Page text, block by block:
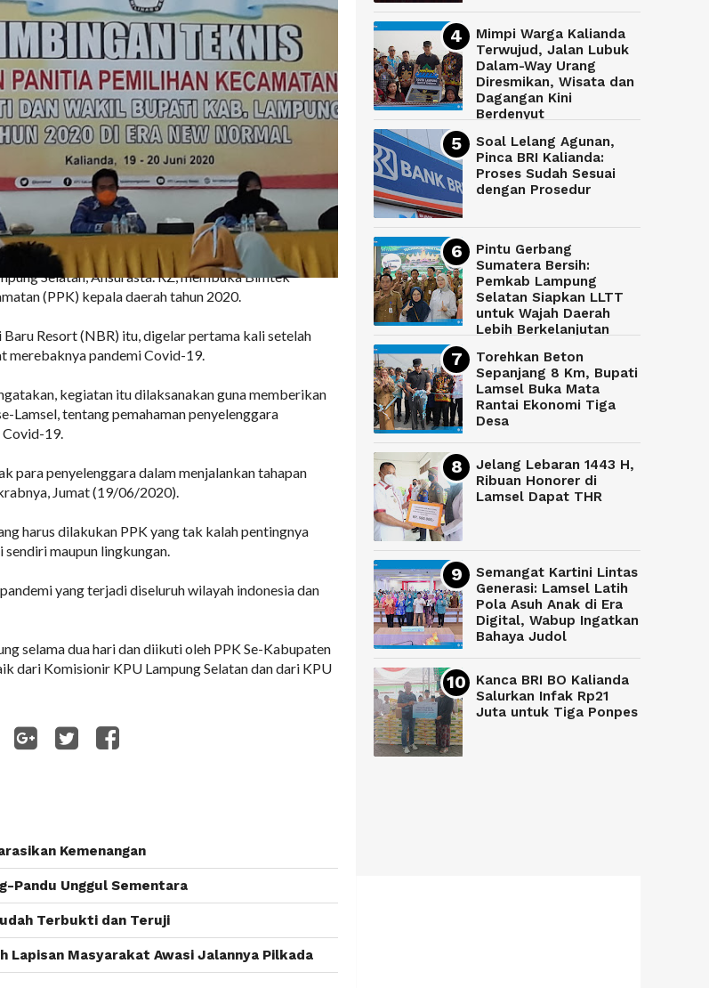
Selatan, Ansurasta. RZ, membuka Bimtek
(PPK) kepala daerah tahun 2020.
Resort (NBR) itu, digelar pertama kali setelah
merebaknya pandemi Covid-19.
kegiatan itu dilaksanakan guna memberikan
Lamsel, tentang pemahaman penyelenggara
Covid-19.
para penyelenggara dalam menjalankan tahapan
Jumat (19/06/2020).
harus dilakukan PPK yang tak kalah pentingnya
maupun lingkungan.
yang terjadi diseluruh wilayah indonesia dan
selama dua hari dan diikuti oleh PPK Se-Kabupaten
dari Komisionir KPU Lampung Selatan dan dari KPU
Kemenangan
Pandu Unggul Sementara
Terbukti dan Teruji
Lapisan Masyarakat Awasi Jalannya Pilkada
Mimpi Warga Kalianda
Terwujud, Jalan Lubuk
Dalam-Way Urang
Diresmikan, Wisata dan
Dagangan Kini
Berdenyut
Soal Lelang Agunan,
Pinca BRI Kalianda:
Proses Sudah Sesuai
dengan Prosedur
Pintu Gerbang
Sumatera Bersih:
Pemkab Lampung
Selatan Siapkan LLTT
untuk Wajah Daerah
Lebih Berkelanjutan
Torehkan Beton
Sepanjang 8 Km, Bupati
Lamsel Buka Mata
Rantai Ekonomi Tiga
Desa
Jelang Lebaran 1443 H,
Ribuan Honorer di
Lamsel Dapat THR
Semangat Kartini Lintas
Generasi: Lamsel Latih
Pola Asuh Anak di Era
Digital, Wabup Ingatkan
Bahaya Judol
Kanca BRI BO Kalianda
Salurkan Infak Rp21
Juta untuk Tiga Ponpes